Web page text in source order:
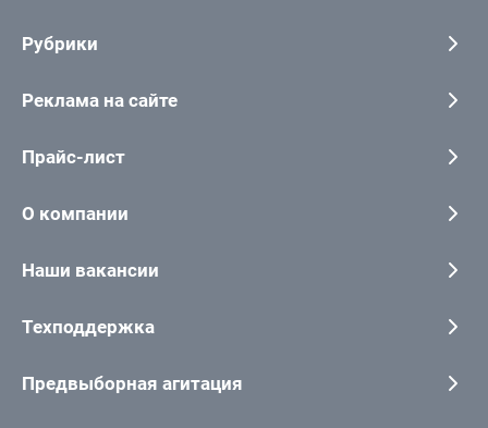
Рубрики
Реклама на сайте
Прайс-лист
О компании
Наши вакансии
Техподдержка
Предвыборная агитация